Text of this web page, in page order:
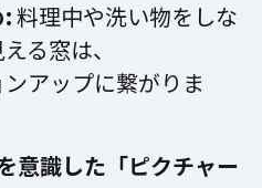
:料理中や洗い物をしな
る窓は、
アップに繋がりま
意識した「ピクチャー